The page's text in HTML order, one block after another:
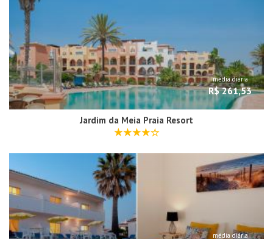
média diária
R$ 261,53
Jardim da Meia Praia Resort
média diária